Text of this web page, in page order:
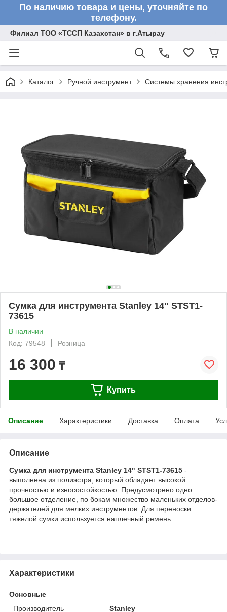
По наличию товара и цены, уточняйте по
телефону.
Филиал ТОО «ТССП Казахстан» в г.Атырау
Каталог Ручной инструмент Системы хранения
Сумка для инструмента Stanley 14" STST1-
73615
В наличии
Код: 79548
Розница
16 300 ₸
Купить
Описание Характеристики Доставка Оплата
Описание
Сумка для инструмента Stanley 14" STST1-73615 -
выполнена из полиэстра, который обладает высокой
прочностью и износостойкостью. Предусмотрено одно
большое отделение, по бокам множество маленьких отделов-
держателей для мелких инструментов. Для переноски
тяжелой сумки используется наплечный ремень.
Характеристики
Основные
Производитель
Stanley